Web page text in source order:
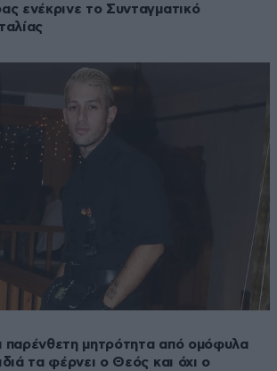
ενέκρινε το Συνταγματικό
παρένθετη μητρότητα από ομόφυλα
τα φέρνει ο Θεός και όχι ο